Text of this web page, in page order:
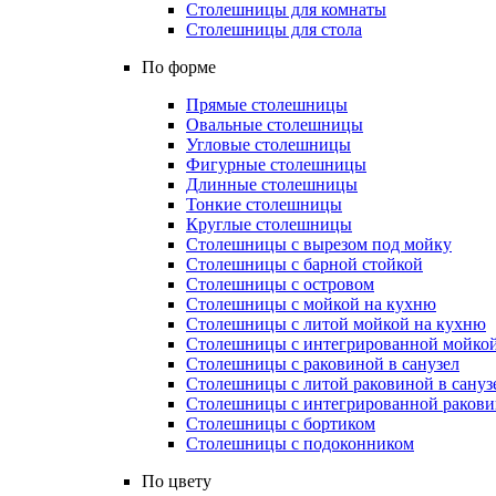
Столешницы для комнаты
Столешницы для стола
По форме
Прямые столешницы
Овальные столешницы
Угловые столешницы
Фигурные столешницы
Длинные столешницы
Тонкие столешницы
Круглые столешницы
Столешницы с вырезом под мойку
Столешницы с барной стойкой
Столешницы с островом
Столешницы с мойкой на кухню
Столешницы с литой мойкой на кухню
Столешницы с интегрированной
Столешницы с раковиной в санузел
Столешницы с литой раковиной в
Столешницы с интегрированной
Столешницы с бортиком
Столешницы с подоконником
По цвету